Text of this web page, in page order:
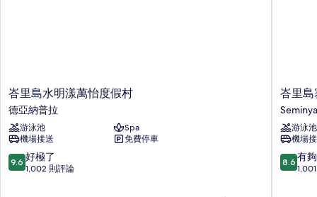
峇
里
島
水
明
漾
萬
峇里島水明漾萬怡度假村
德亞納普拉
游泳池
Spa
機場接送
免費停車
9.6
分，
9.6 好極了
1,002 則評論
峇
里
島
塞
米
亞
克
峇里島
游泳池
機場
8.6
分，
8.6 有